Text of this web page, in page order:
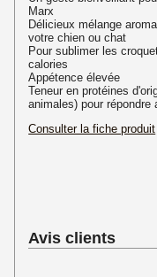
Marx
Délicieux mélange
votre chien ou chat
Pour sublimer les
calories
Appétence élevée
Teneur en protéines
animales) pour
Consulter la fiche produit
Avis clients